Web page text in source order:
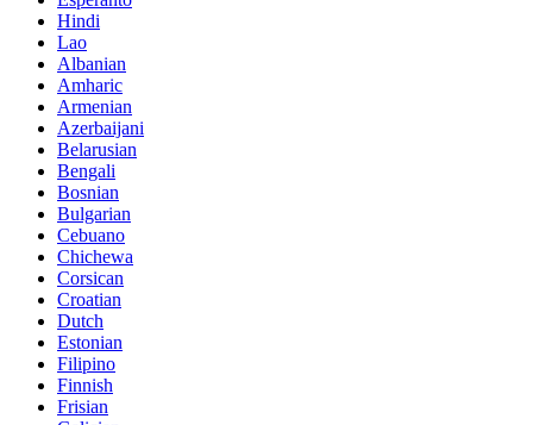
Hindi
Lao
Albanian
Amharic
Armenian
Azerbaijani
Belarusian
Bengali
Bosnian
Bulgarian
Cebuano
Chichewa
Corsican
Croatian
Dutch
Estonian
Filipino
Finnish
Frisian